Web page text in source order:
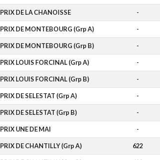
PRIX DE LA CHANOISSE -
PRIX DE MONTEBOURG (Grp A) -
PRIX DE MONTEBOURG (Grp B) -
PRIX LOUIS FORCINAL (Grp A) -
PRIX LOUIS FORCINAL (Grp B) -
PRIX DE SELESTAT (Grp A) -
PRIX DE SELESTAT (Grp B) -
PRIX UNE DE MAI -
PRIX DE CHANTILLY (Grp A) 622